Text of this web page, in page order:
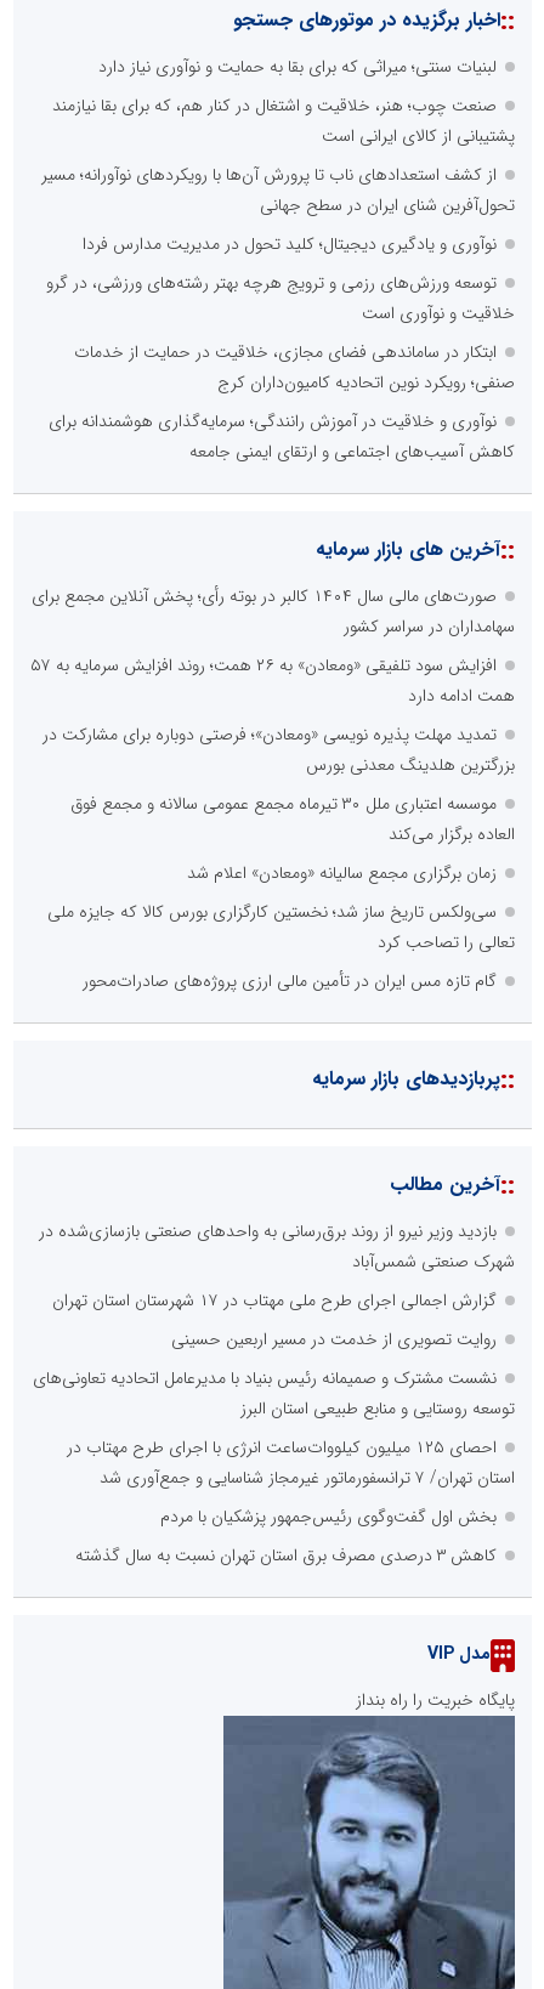
::اخبار برگزیده در موتورهای جستجو
لبنیات سنتی؛ میراثی که برای بقا به حمایت و نوآوری نیاز دارد
صنعت چوب؛ هنر، خلاقیت و اشتغال در کنار هم، که برای بقا نیازمند
پشتیبانی از کالای ایرانی است
از کشف استعدادهای ناب تا پرورش آن‌ها با رویکردهای نوآورانه؛ مسیر
تحول‌آفرین شنای ایران در سطح جهانی
نوآوری و یادگیری دیجیتال؛ کلید تحول در مدیریت مدارس فردا
توسعه ورزش‌های رزمی و ترویج هرچه بهتر رشته‌های ورزشی، در گرو
خلاقیت و نوآوری است
ابتکار در ساماندهی فضای مجازی، خلاقیت در حمایت از خدمات
صنفی؛ رویکرد نوین اتحادیه کامیون‌داران کرج
نوآوری و خلاقیت در آموزش رانندگی؛ سرمایه‌گذاری هوشمندانه برای
کاهش آسیب‌های اجتماعی و ارتقای ایمنی جامعه
::آخرین های بازار سرمایه
صورت‌های مالی سال ۱۴۰۴ کالبر در بوته رأی؛ پخش آنلاین مجمع برای
سهامداران در سراسر کشور
افزایش سود تلفیقی «ومعادن» به ۲۶ همت؛ روند افزایش سرمایه به ۵۷
همت ادامه دارد
تمدید مهلت پذیره نویسی «ومعادن»؛ فرصتی دوباره برای مشارکت در
بزرگترین هلدینگ معدنی بورس
موسسه اعتباری ملل ۳۰ تیرماه مجمع عمومی سالانه و مجمع فوق
العاده برگزار می‌کند
زمان برگزاری مجمع سالیانه «ومعادن» اعلام شد
سی‌ولکس تاریخ ساز شد؛ نخستین کارگزاری بورس کالا که جایزه ملی
تعالی را تصاحب کرد
گام تازه مس ایران در تأمین مالی ارزی پروژه‌های صادرات‌محور
::پربازدیدهای بازار سرمایه
::آخرین مطالب
بازدید وزیر نیرو از روند برق‌رسانی به واحدهای صنعتی بازسازی‌شده در
شهرک صنعتی شمس‌آباد
گزارش اجمالی اجرای طرح ملی مهتاب در ۱۷ شهرستان استان تهران
روایت تصویری از خدمت در مسیر اربعین حسینی
نشست مشترک و صمیمانه رئیس بنیاد با مدیرعامل اتحادیه تعاونی‌های
توسعه روستایی و منابع طبیعی استان البرز
احصای ۱۲۵ میلیون کیلووات‌ساعت انرژی با اجرای طرح مهتاب در
استان تهران/ ۷ ترانسفورماتور غیرمجاز شناسایی و جمع‌آوری شد
بخش اول گفت‌وگوی رئیس‌جمهور پزشکیان با مردم
کاهش ۳ درصدی مصرف برق استان تهران نسبت به سال گذشته
مدل VIP
پایگاه خبریت را راه بنداز